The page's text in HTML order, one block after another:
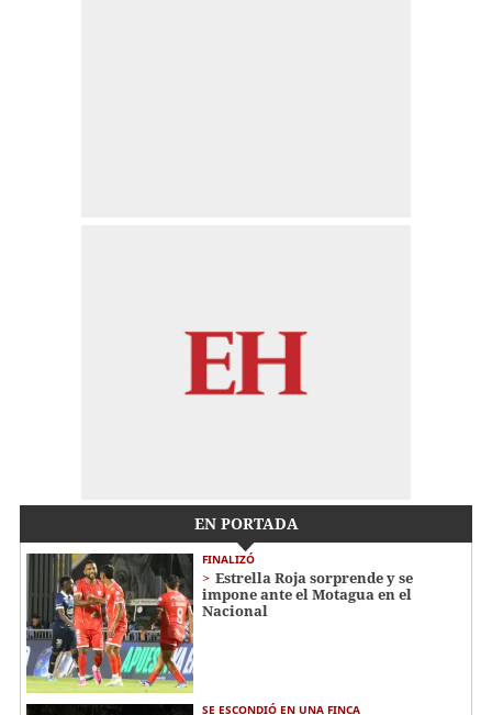
EN PORTADA
FINALIZÓ
Estrella Roja sorprende y se
impone ante el Motagua en el
Nacional
SE ESCONDIÓ EN UNA FINCA